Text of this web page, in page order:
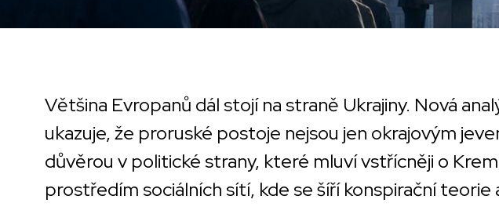
Většina Evropanů dál stojí na straně Ukrajiny. Nová
ukazuje, že proruské postoje nejsou jen okrajovým
důvěrou v politické strany, které mluví vstřícněji o
prostředím sociálních sítí, kde se šíří konspirační teorie